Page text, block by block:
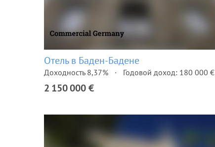
Отель в Баден-Бадене
Доходность 8,37% Годовой доход: 180 000 €
2 150 000 €